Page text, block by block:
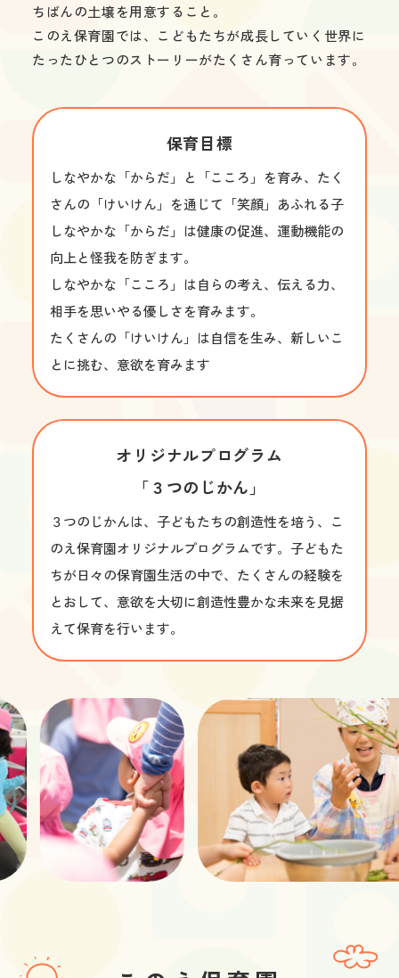
ちばんの土壌を用意すること。
このえ保育園では、こどもたちが成長していく世界に
たったひとつのストーリーがたくさん育っています。
保育目標
しなやかな「からだ」と「こころ」を育み、たく
さんの「けいけん」を通じて「笑顔」あふれる子
しなやかな「からだ」は健康の促進、運動機能の
向上と怪我を防ぎます。
しなやかな「こころ」は自らの考え、伝える力、
相手を思いやる優しさを育みます。
たくさんの「けいけん」は自信を生み、新しいこ
とに挑む、意欲を育みます
オリジナルプログラム
「３つのじかん」
３つのじかんは、子どもたちの創造性を培う、こ
のえ保育園オリジナルプログラムです。子どもた
ちが日々の保育園生活の中で、たくさんの経験を
とおして、意欲を大切に創造性豊かな未来を見据
えて保育を行います。